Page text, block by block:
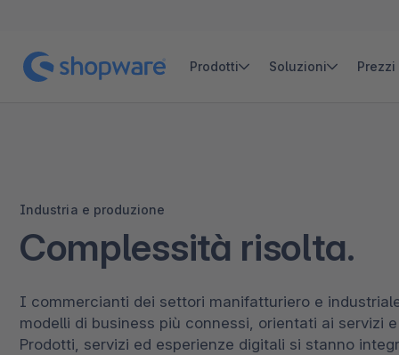
Visita le linee guida del marchio
Prodotti
Shopware Intelligence
CopilotNOVITÀ
NexusNOVITÀ
Soluzioni
Omnicanale
Headless Commerce
Automazione
Prezzi
Trova un
(si apre in una nuova scheda)
Community Hub
Webinar
Documentazione utente
(si apre in una nuova scheda)
White paper e altro ancora
Industria e produzione
Complessità risolta.
I commercianti dei settori manifatturiero e
modelli di business più connessi, orientati ai servizi
Prodotti, servizi ed esperienze digitali si stanno